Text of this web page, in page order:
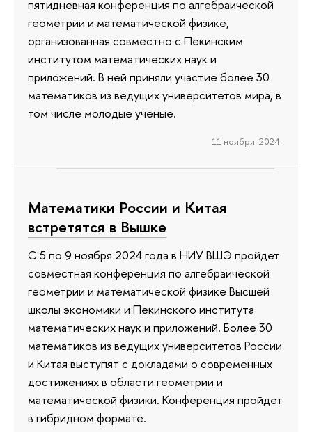
пятидневная конференция по алгебраической
геометрии и математической физике,
организованная совместно с Пекинским
институтом математических наук и
приложений. В ней приняли участие более 30
математиков из ведущих университетов мира, в
том числе молодые ученые.
11 ноября 2024
Математики России и Китая
встретятся в Вышке
С 5 по 9 ноября 2024 года в НИУ ВШЭ пройдет
совместная конференция по алгебраической
геометрии и математической физике Высшей
школы экономики и Пекинского института
математических наук и приложений. Более 30
математиков из ведущих университетов России
и Китая выступят с докладами о современных
достижениях в области геометрии и
математической физики. Конференция пройдет
в гибридном формате.